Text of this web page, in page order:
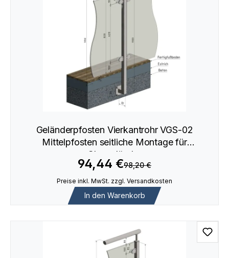
Geländerpfosten Vierkantrohr VGS-02
Mittelpfosten seitliche Montage für
Glasgeländer
94,44 €98,20 €
Preise inkl. MwSt. zzgl. Versandkosten
In den Warenkorb